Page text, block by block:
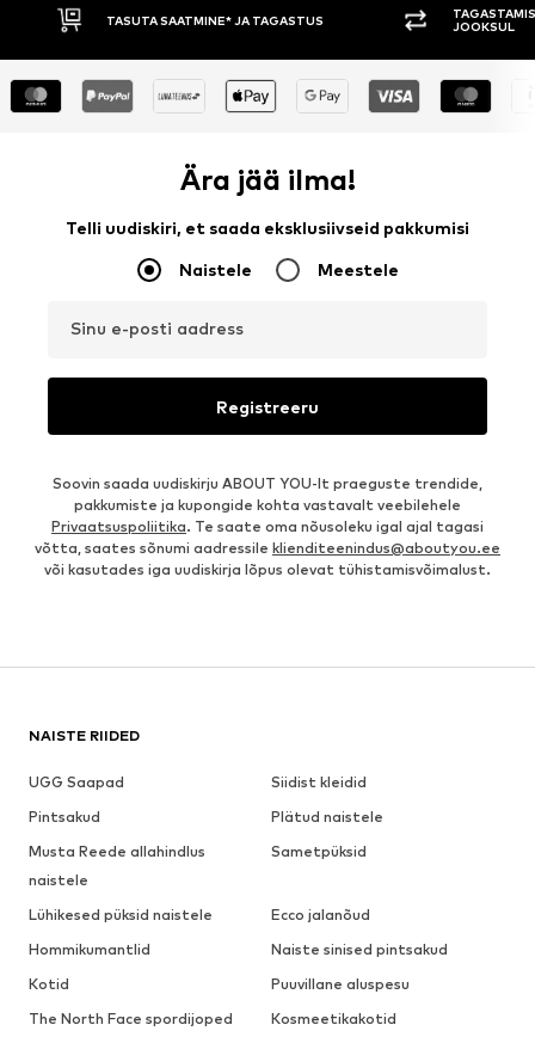
JOOKSUL
TASUMINE
Ära jää ilma!
Telli uudiskiri, et saada eksklusiivseid pakkumisi
Naistele Meestele
Sinu e-posti aadress
Registreeru
Soovin saada uudiskirju ABOUT YOU-lt praeguste trendide,
pakkumiste ja kupongide kohta vastavalt veebilehele
Privaatsuspoliitika. Te saate oma nõusoleku igal ajal tagasi
võtta, saates sõnumi aadressile klienditeenindus@aboutyou.ee
või kasutades iga uudiskirja lõpus olevat tühistamisvõimalust.
NAISTE RIIDED
UGG Saapad
Siidist kleidid
Pintsakud
Plätud naistele
Musta Reede allahindlus
naistele
Sametpüksid
Lühikesed püksid naistele
Ecco jalanõud
Hommikumantlid
Naiste sinised pintsakud
Kotid
Puuvillane aluspesu
The North Face spordijoped
Kosmeetikakotid